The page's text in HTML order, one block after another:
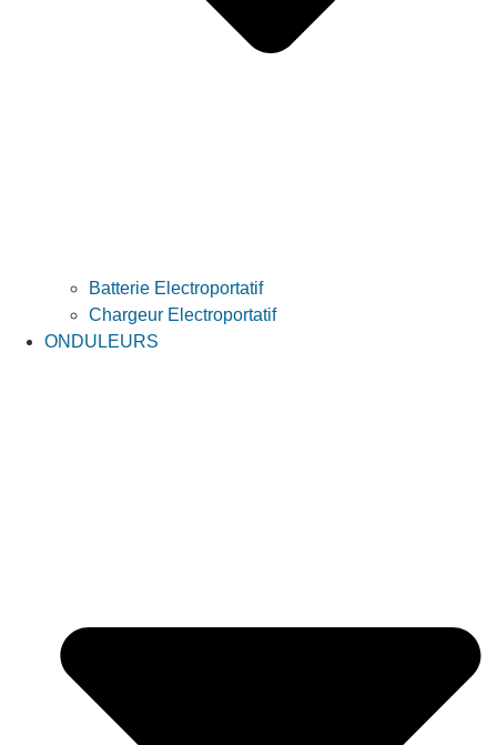
Batterie Electroportatif
Chargeur Electroportatif
ONDULEURS